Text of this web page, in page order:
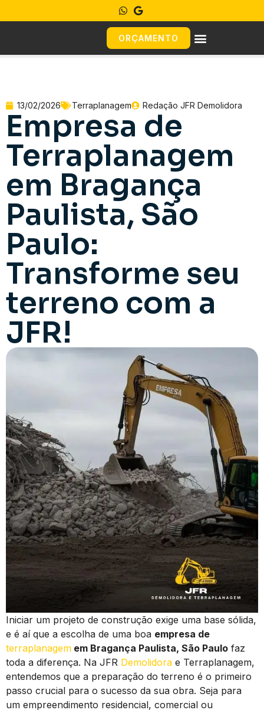
ORÇAMENTO
13/02/2026 Terraplanagem Redação JFR Demolidora
Empresa de
Terraplanagem
em Bragança
Paulista, São
Paulo:
Transforme seu
terreno com a
JFR!
Iniciar um projeto de construção exige uma base sólida,
e é aí que a escolha de uma boa empresa de
terraplanagem em Bragança Paulista, São Paulo faz
toda a diferença. Na JFR Demolidora e Terraplanagem,
entendemos que a preparação do terreno é o primeiro
passo crucial para o sucesso da sua obra. Seja para
um empreendimento residencial, comercial ou